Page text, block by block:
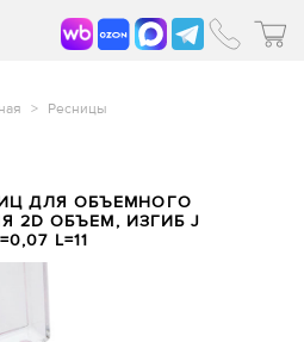
> Ресницы
ДЛЯ ОБЪЕМНОГО
2D ОБЪЕМ, ИЗГИБ J
L=11